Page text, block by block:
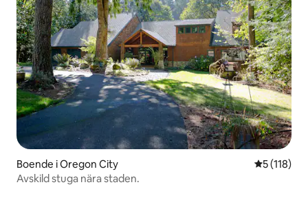
Boende i Oregon City 5 av 5 i
5 (118)
Avskild stuga nära staden.